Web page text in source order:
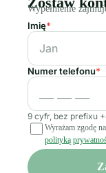
Wypełnienie
Imię*
Numer telefonu*
9 cyfr, bez prefixu
Wyrażam zgodę
polityką